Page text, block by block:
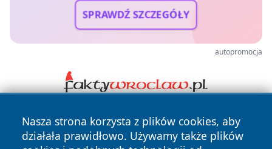
SPRAWDŹ SZCZEGÓŁY
autopromocja
Nasza strona korzysta z plików cookies, aby
działała prawidłowo. Używamy także plików